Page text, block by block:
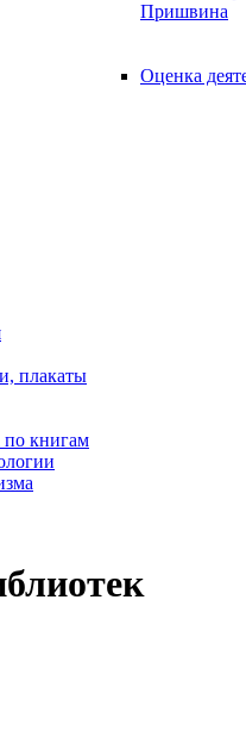
Пришвина
Оценка
плакаты
по книгам